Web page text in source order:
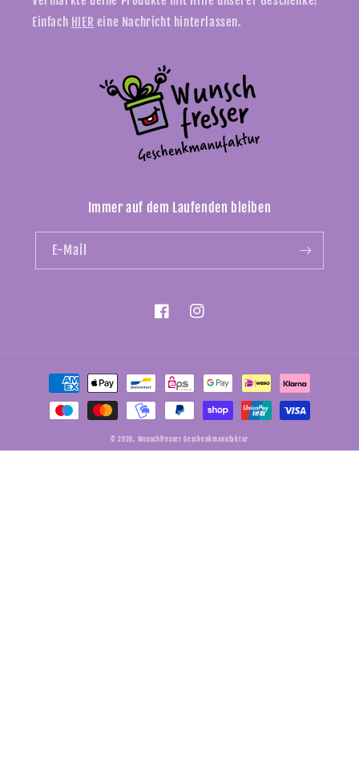
Einfach HIER eine Nachricht hinterlassen.
Immer auf dem Laufenden bleiben
E-Mail
FacebookInstagram
Zahlungsmethoden
© 2026, Wunschfresser Geschenkmanufaktur